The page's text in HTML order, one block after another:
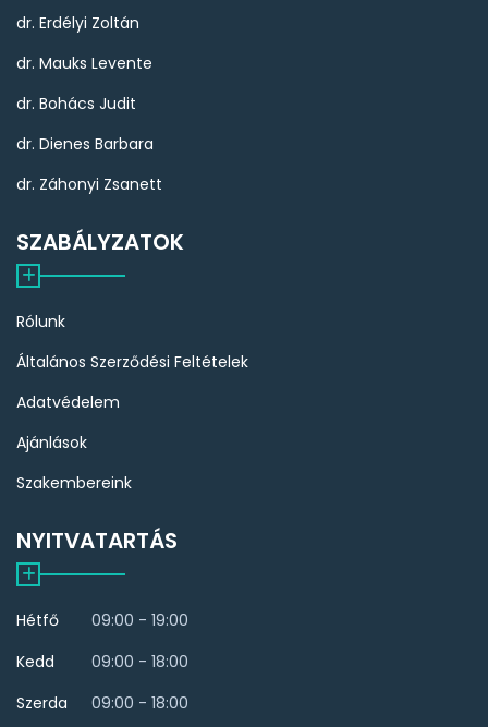
dr. Erdélyi Zoltán
dr. Mauks Levente
dr. Bohács Judit
dr. Dienes Barbara
dr. Záhonyi Zsanett
SZABÁLYZATOK
Rólunk
Általános Szerződési Feltételek
Adatvédelem
Ajánlások
Szakembereink
NYITVATARTÁS
Hétfő
09:00 - 19:00
Kedd
09:00 - 18:00
Szerda
09:00 - 18:00